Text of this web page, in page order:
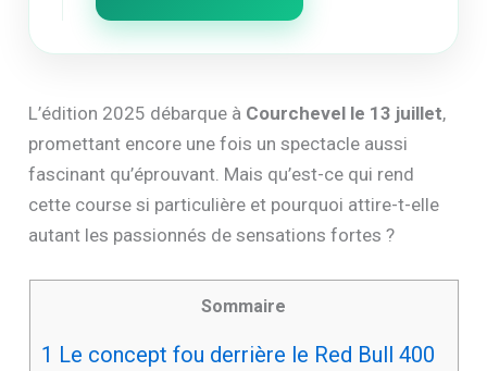
L’édition 2025 débarque à Courchevel le 13 juillet,
promettant encore une fois un spectacle aussi
fascinant qu’éprouvant. Mais qu’est-ce qui rend
cette course si particulière et pourquoi attire-t-elle
autant les passionnés de sensations fortes ?
Sommaire
1 Le concept fou derrière le Red Bull 400